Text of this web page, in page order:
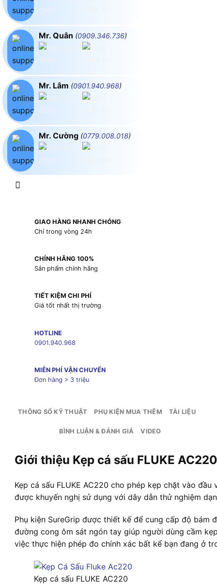
Mr. Quân (0909.346.736)
Mr. Lâm (0901.940.968)
Mr. Cường (0779.008.018)
GIAO HÀNG NHANH CHÓNG
Chỉ trong vòng 24h
CHÍNH HÃNG 100%
Sản phẩm chính hãng
TIẾT KIỆM CHI PHÍ
Giá tốt nhất thị trường
HOTLINE
0901.940.968
MIỄN PHÍ VẬN CHUYỂN
Đơn hàng > 3 triệu
THÔNG SỐ KỸ THUẬT PHỤ KIỆN MUA THÊM TÀI LIỆU
BÌNH LUẬN & ĐÁNH GIÁ VIDEO
Giới thiệu Kẹp cá sấu FLUKE AC220
Kẹp cá sấu FLUKE AC220 cho phép kẹp chặt vào
được khuyến nghị sử dụng với dây dẫn thử nghiệm
Phụ kiện SureGrip được thiết kế để cung cấp độ
đường cong ôm sát ngón tay giúp người dùng cầm
việc thực hiện phép đo chính xác bất kể bạn đang ở
Kẹp cá sấu FLUKE AC220